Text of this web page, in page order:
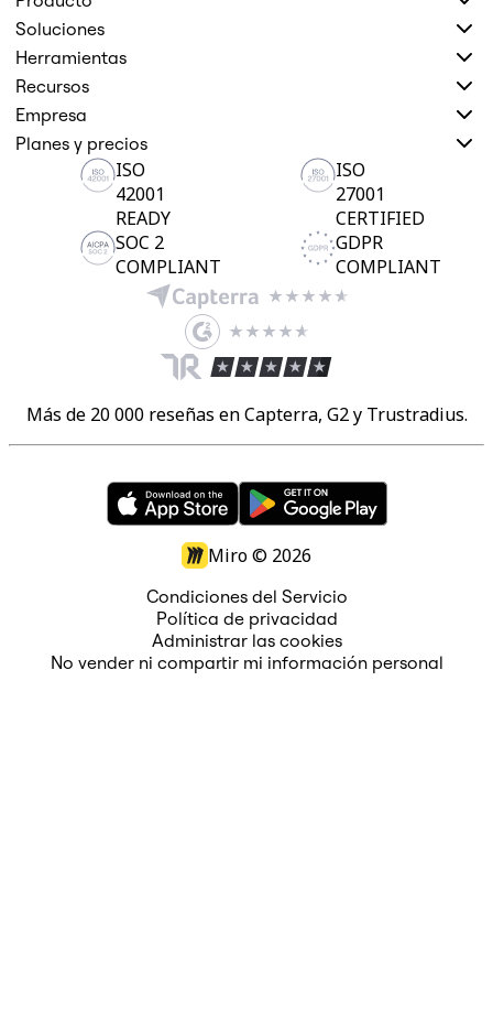
Soluciones
Herramientas
Recursos
Empresa
Planes y precios
ISO
42001
READY
ISO
27001
CERTIFIED
SOC 2
COMPLIANT
GDPR
COMPLIANT
Más de 20 000 reseñas en Capterra, G2 y Trustradius.
Miro © 2026
Condiciones del Servicio
Política de privacidad
Administrar las cookies
No vender ni compartir mi información personal